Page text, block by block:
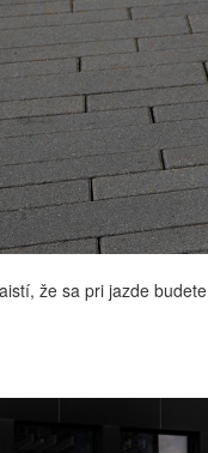
že sa pri jazde budete